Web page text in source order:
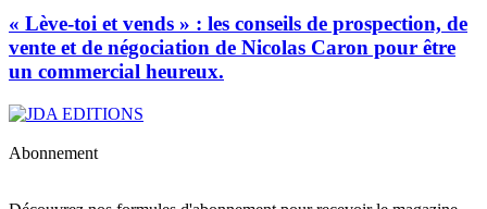
« Lève-toi et vends » : les conseils de prospection, de
vente et de négociation de Nicolas Caron pour être
un commercial heureux.
Abonnement